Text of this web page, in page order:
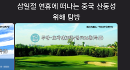
삼일절 연휴에 떠나는 중국 산동성
위해 탐방